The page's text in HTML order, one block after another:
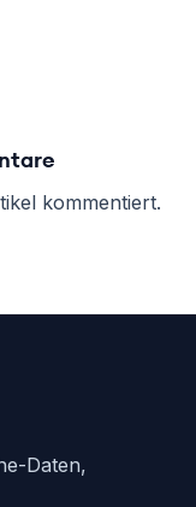
kommentiert.
Daten,